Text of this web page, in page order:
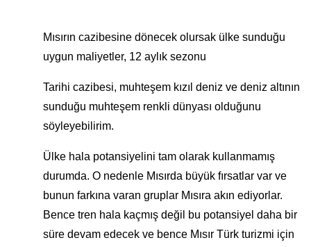
Mısırın cazibesine dönecek olursak ülke sunduğu
uygun maliyetler, 12 aylık sezonu
Tarihi cazibesi, muhteşem kızıl deniz ve deniz altının
sunduğu muhteşem renkli dünyası olduğunu
söyleyebilirim.
Ülke hala potansiyelini tam olarak kullanmamış
durumda. O nedenle Mısırda büyük fırsatlar var ve
bunun farkına varan gruplar Mısıra akın ediyorlar.
Bence tren hala kaçmış değil bu potansiyel daha bir
süre devam edecek ve bence Mısır Türk turizmi için